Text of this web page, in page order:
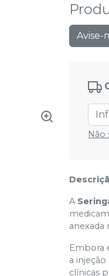
Avise-
Não
A
Embora
a
clínicas